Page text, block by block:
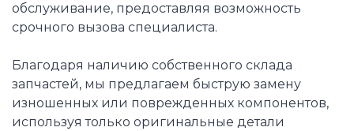
обслуживание, предоставляя возможность
срочного вызова специалиста.
Благодаря наличию собственного склада
запчастей, мы предлагаем быструю замену
изношенных или поврежденных компонентов,
используя только оригинальные детали